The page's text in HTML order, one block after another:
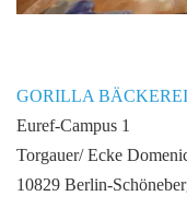
GORILLA BÄCKEREI
Euref-Campus 1
Torgauer/ Ecke
10829 Berlin-